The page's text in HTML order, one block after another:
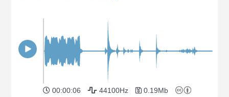
00:00:06 44100Hz 0.19Mb